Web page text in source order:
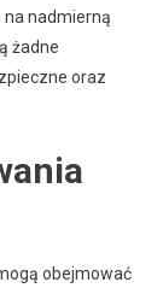
na nadmierną
żadne
oraz
obejmować